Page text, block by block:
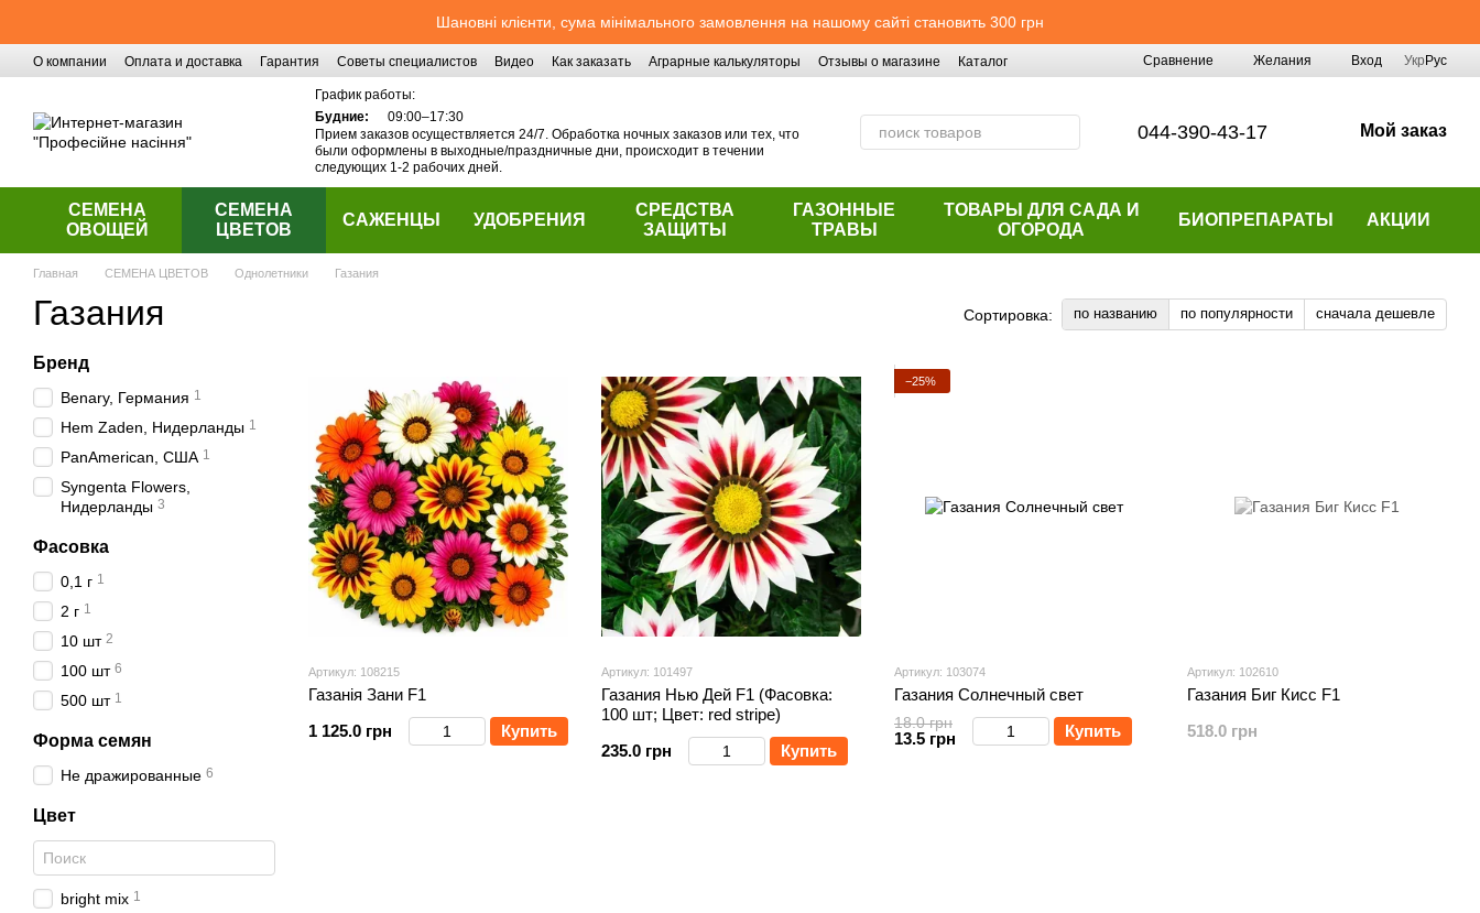
Шановні клієнти, сума мінімального замовлення на нашому сайті становить 300 грн
О компании Оплата и доставка Гарантия Советы специалистов Видео Как заказать Аграрные калькуляторы Отзывы о магазине
Каталог
Сравнение Желания Вход УкрРус
График работы:
Будние:
09:00–17:30
Прием заказов осуществляется 24/7. Обработка ночных заказов или тех, что
были оформлены в выходные/праздничные дни, происходит в течении
следующих 1-2 рабочих дней.
044-390-43-17 Мой заказ
СЕМЕНА
ОВОЩЕЙ
СЕМЕНА
ЦВЕТОВ
САЖЕНЦЫ УДОБРЕНИЯ
СРЕДСТВА
ЗАЩИТЫ
ГАЗОННЫЕ
ТРАВЫ
ТОВАРЫ ДЛЯ САДА И
ОГОРОДА
БИОПРЕПАРАТЫ АКЦИИ
Главная СЕМЕНА ЦВЕТОВ Однолетники Газания
Газания Сортировка: по названию по популярности сначала дешевле
Артикул: 108215
Газанія Зани F1
1 125.0 грн
Купить
Артикул: 101497
Газания Нью Дей F1 (Фасовка:
100 шт; Цвет: red stripe)
235.0 грн
Купить
−25%
Артикул: 103074
Газания Солнечный свет
18.0 грн
13.5 грн Купить
Артикул: 102610
Газания Биг Кисс F1
518.0 грн
Бренд
Benary, Германия 1
Hem Zaden, Нидерланды 1
PanAmerican, США 1
Syngenta Flowers,
Нидерланды 3
Фасовка
0,1 г 1
2 г 1
10 шт 2
100 шт 6
500 шт 1
Форма семян
Не дражированные 6
Цвет
bright mix 1